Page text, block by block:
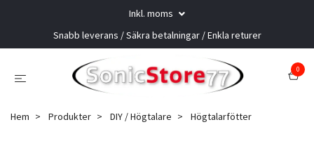
Inkl. moms
Snabb leverans / Säkra betalningar / Enkla returer
0
Hem Produkter DIY / Högtalare Högtalarfötter